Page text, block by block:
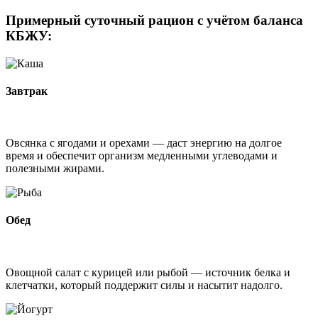
Примерный суточный рацион с учётом баланса
КБЖУ:
Завтрак
Овсянка с ягодами и орехами — даст энергию на долгое
время и обеспечит организм медленными углеводами и
полезными жирами.
Обед
Овощной салат с курицей или рыбой — источник белка и
клетчатки, который поддержит силы и насытит надолго.